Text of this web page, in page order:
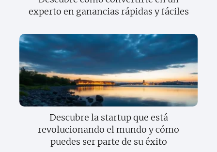
experto en ganancias rápidas y fáciles
Descubre la startup que está
revolucionando el mundo y cómo
puedes ser parte de su éxito